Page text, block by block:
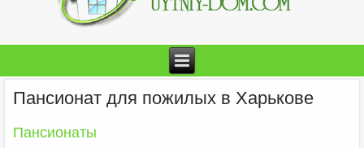
Пансионат для пожилых в Харькове
Пансионаты